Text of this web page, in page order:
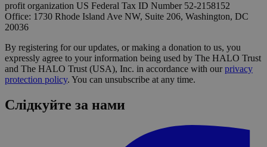
profit organization US Federal Tax ID Number 52-2158152
Office: 1730 Rhode Island Ave NW, Suite 206, Washington, DC
20036
By registering for our updates, or making a donation to us, you
expressly agree to your information being used by The HALO Trust
and The HALO Trust (USA), Inc. in accordance with ourprivacy
protection policy. You can unsubscribe at any time.
Слідкуйте за нами